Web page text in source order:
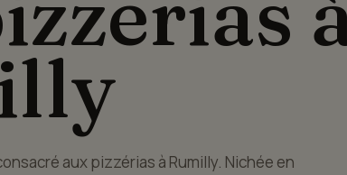
aux pizzérias à Rumilly. Nichée en